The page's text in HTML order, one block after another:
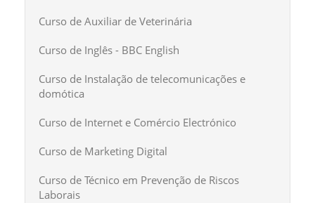
Curso de Auxiliar de Veterinária
Curso de Inglês - BBC English
Curso de Instalação de telecomunicações e
domótica
Curso de Internet e Comércio Electrónico
Curso de Marketing Digital
Curso de Técnico em Prevenção de Riscos
Laborais